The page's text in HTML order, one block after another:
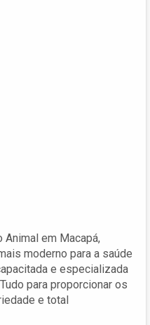
em Macapá,
moderno para a saúde
e especializada
para proporcionar os
e total